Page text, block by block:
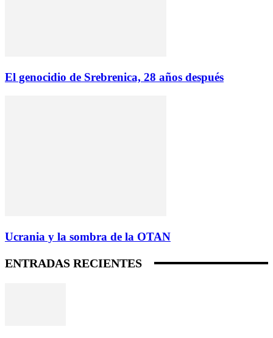
El genocidio de Srebrenica, 28 años después
Ucrania y la sombra de la OTAN
ENTRADAS RECIENTES